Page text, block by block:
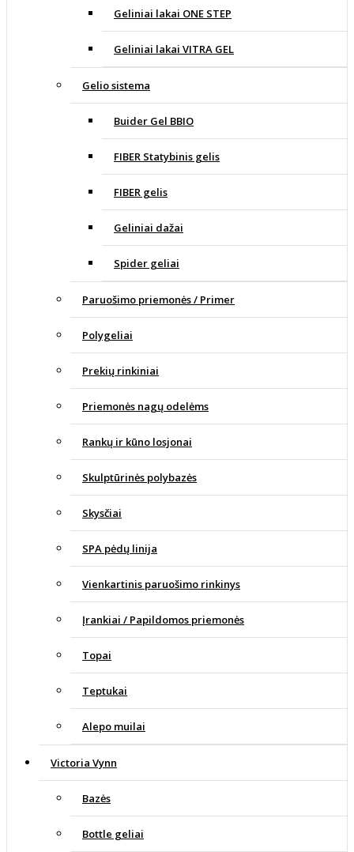
Geliniai lakai ONE STEP
Geliniai lakai VITRA GEL
Gelio sistema
Buider Gel BBIO
FIBER Statybinis gelis
FIBER gelis
Geliniai dažai
Spider geliai
Paruošimo priemonės / Primer
Polygeliai
Prekių rinkiniai
Priemonės nagų odelėms
Rankų ir kūno losjonai
Skulptūrinės polybazės
Skysčiai
SPA pėdų linija
Vienkartinis paruošimo rinkinys
Įrankiai / Papildomos priemonės
Topai
Teptukai
Alepo muilai
Victoria Vynn
Bazės
Bottle geliai